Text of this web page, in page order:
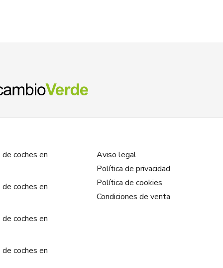
coches en
coches en
coches en
coches en
Aviso legal
Política de privacidad
Política de cookies
Condiciones de venta